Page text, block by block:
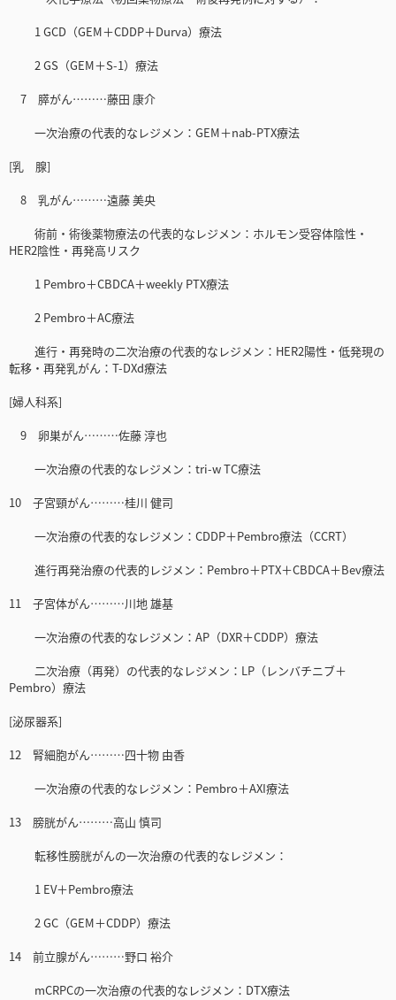
1 GCD（GEM＋CDDP＋Durva）療法
2 GS（GEM＋S-1）療法
7 膵がん………藤田 康介
一次治療の代表的なレジメン：GEM＋nab-PTX療法
[乳 腺]
8 乳がん………遠藤 美央
術前・術後薬物療法の代表的なレジメン：ホルモン受容体陰性・
HER2陰性・再発高リスク
1 Pembro＋CBDCA＋weekly PTX療法
2 Pembro＋AC療法
進行・再発時の二次治療の代表的なレジメン：HER2陽性・低発現の
転移・再発乳がん：T-DXd療法
[婦人科系]
9 卵巣がん………佐藤 淳也
一次治療の代表的なレジメン：tri-w TC療法
10 子宮頸がん………桂川 健司
一次治療の代表的なレジメン：CDDP＋Pembro療法（CCRT）
進行再発治療の代表的レジメン：Pembro＋PTX＋CBDCA＋Bev療法
11 子宮体がん………川地 雄基
一次治療の代表的なレジメン：AP（DXR＋CDDP）療法
二次治療（再発）の代表的なレジメン：LP（レンバチニブ＋
Pembro）療法
[泌尿器系]
12 腎細胞がん………四十物 由香
一次治療の代表的なレジメン：Pembro＋AXI療法
13 膀胱がん………高山 慎司
転移性膀胱がんの一次治療の代表的なレジメン：
1 EV＋Pembro療法
2 GC（GEM＋CDDP）療法
14 前立腺がん………野口 裕介
mCRPCの一次治療の代表的なレジメン：DTX療法